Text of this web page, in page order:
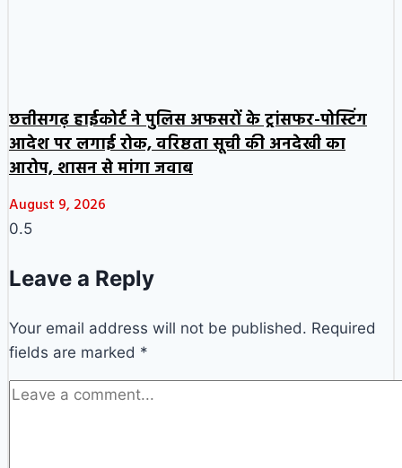
छत्तीसगढ़ हाईकोर्ट ने पुलिस अफसरों के ट्रांसफर-पोस्टिंग
आदेश पर लगाई रोक, वरिष्ठता सूची की अनदेखी का
आरोप, शासन से मांगा जवाब
August 9, 2026
Leave a Reply
Your email address will not be published. Required
fields are marked *